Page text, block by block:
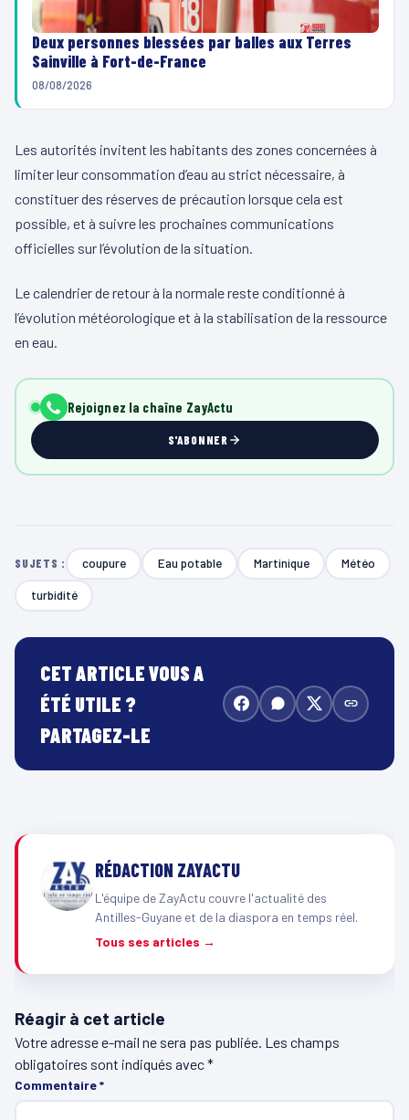
Deux personnes blessées par balles aux Terres
Sainville à Fort-de-France
08/08/2026
Les autorités invitent les habitants des zones concernées à
limiter leur consommation d’eau au strict nécessaire, à
constituer des réserves de précaution lorsque cela est
possible, et à suivre les prochaines communications
officielles sur l’évolution de la situation.
Le calendrier de retour à la normale reste conditionné à
l’évolution météorologique et à la stabilisation de la ressource
en eau.
Rejoignez la chaîne ZayActu
S'ABONNER
SUJETS : coupure Eau potable Martinique Météo
turbidité
CET ARTICLE VOUS A
ÉTÉ UTILE ?
PARTAGEZ-LE
RÉDACTION ZAYACTU
L'équipe de ZayActu couvre l'actualité des
Antilles-Guyane et de la diaspora en temps réel.
Tous ses articles →
Réagir à cet article
Votre adresse e-mail ne sera pas publiée. Les champs
obligatoires sont indiqués avec*
Commentaire*